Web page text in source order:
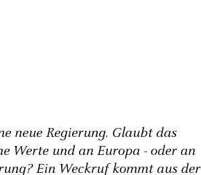
neue Regierung. Glaubt das
Werte und an Europa - oder an
Ein Weckruf kommt aus der